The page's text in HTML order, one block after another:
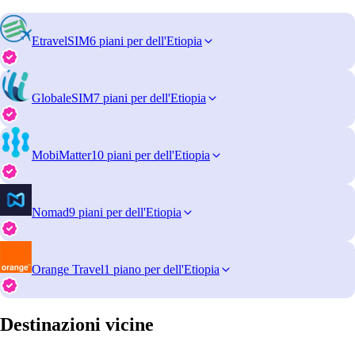
EtravelSIM6 piani per dell'Etiopia
GlobaleSIM7 piani per dell'Etiopia
MobiMatter10 piani per dell'Etiopia
Nomad9 piani per dell'Etiopia
Orange Travel1 piano per dell'Etiopia
Destinazioni vicine